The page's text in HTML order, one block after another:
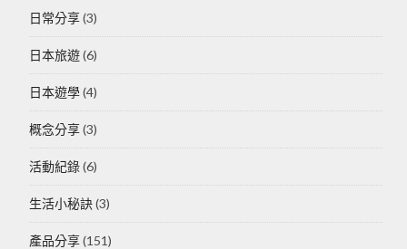
日常分享(3)
日本旅遊(6)
日本遊學(4)
概念分享(3)
活動紀錄(6)
生活小秘訣(3)
產品分享(151)